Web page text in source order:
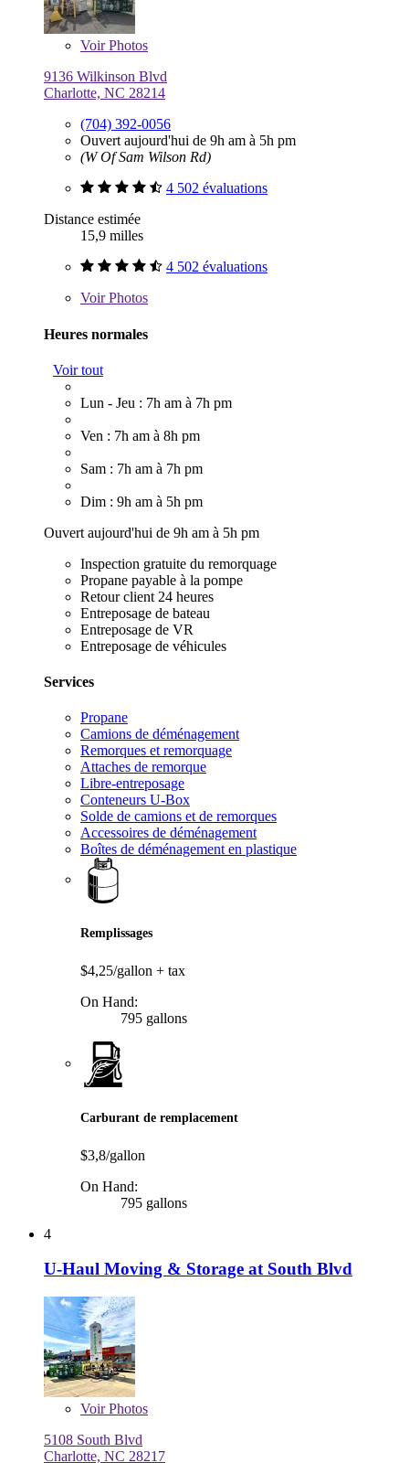
VoirPhotos
9136 Wilkinson Blvd
Charlotte, NC 28214
(704) 392-0056
Ouvert aujourd'hui de 9h am à 5h pm
(W Of Sam Wilson Rd)
4 502 évaluations
Distance estimée
15,9 milles
4 502 évaluations
VoirPhotos
Heures normales
Voir tout
Lun - Jeu : 7h am à 7h pm
Ven : 7h am à 8h pm
Sam : 7h am à 7h pm
Dim : 9h am à 5h pm
Ouvert aujourd'hui de 9h am à 5h pm
Inspection gratuite du remorquage
Propane payable à la pompe
Retour client 24 heures
Entreposage de bateau
Entreposage de VR
Entreposage de véhicules
Services
Propane
Camions de déménagement
Remorques et remorquage
Attaches de remorque
Libre-entreposage
Conteneurs U-Box
Solde de camions et de remorques
Accessoires de déménagement
Boîtes de déménagement en plastique
Remplissages
$4,25/gallon + tax
On Hand:
795 gallons
Carburant de remplacement
$3,8/gallon
On Hand:
795 gallons
4
U-Haul Moving & Storage at South Blvd
VoirPhotos
5108 South Blvd
Charlotte, NC 28217